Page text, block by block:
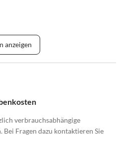
anzeigen
verbrauchsabhängige
Bei Fragen dazu kontaktieren Sie